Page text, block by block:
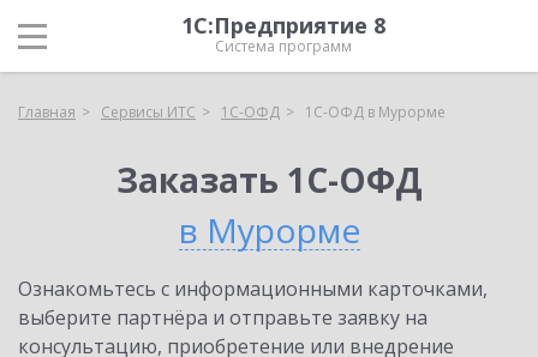
1С:Предприятие 8
Система программ
Главная Сервисы ИТС 1С-ОФД 1С-ОФД в Мурорме
Заказать 1С-ОФД
в Мурорме
Ознакомьтесь с информационными карточками,
выберите партнёра и отправьте заявку на
консультацию, приобретение или внедрение